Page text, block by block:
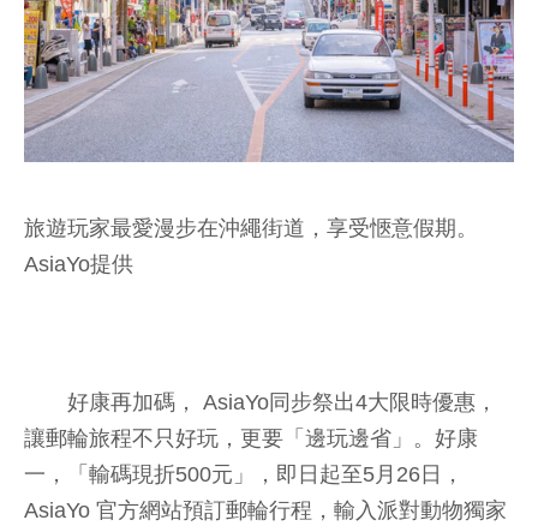
旅遊玩家最愛漫步在沖繩街道，享受愜意假期。
AsiaYo提供
好康再加碼， AsiaYo同步祭出4大限時優惠，
讓郵輪旅程不只好玩，更要「邊玩邊省」。好康
一，「輸碼現折500元」，即日起至5月26日，
AsiaYo 官方網站預訂郵輪行程，輸入派對動物獨家